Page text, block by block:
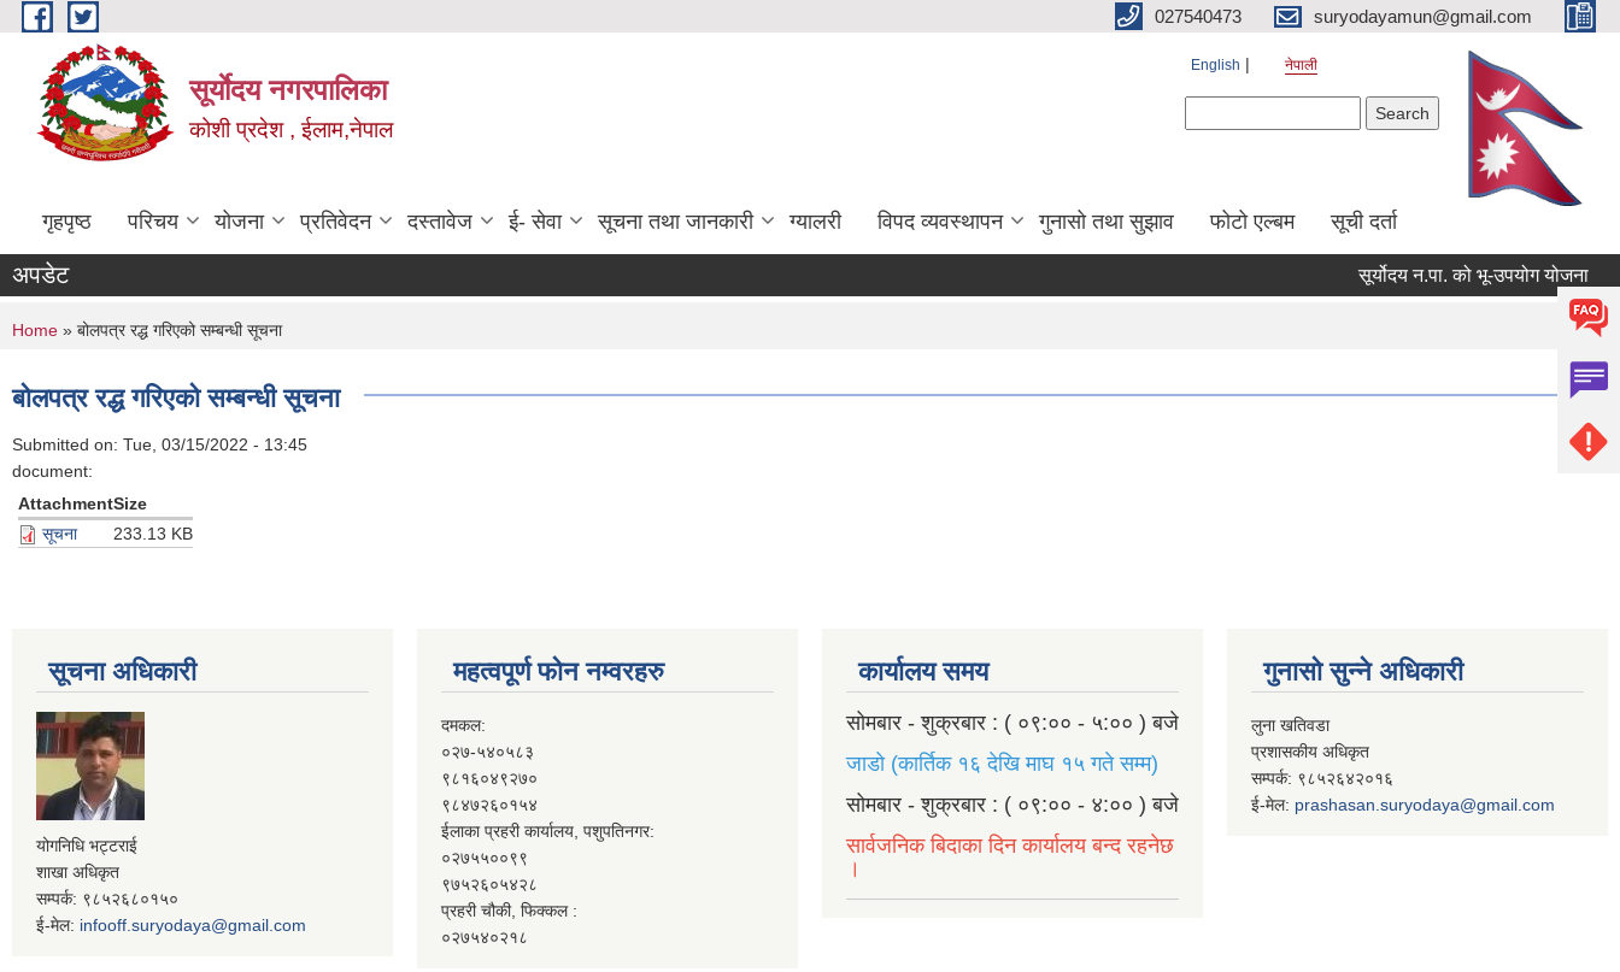
Skip to main content 027540473 suryodayamun@gmail.com
सूर्याेदय नगरपालिका
कोशी प्रदेश , ईलाम,नेपाल
English नेपाली
गृहपृष्ठ परिचय योजना प्रतिवेदन दस्तावेज ई- सेवा सूचना तथा जानकारी ग्यालरी विपद व्यवस्थापन गुनासो तथा सुझाव फोटो एल्बम सूची दर्ता
अपडेट सूर्योदय न.पा. को भू-उपयोग योजना
You are here
Home » बोलपत्र रद्ध गरिएको सम्बन्धी सूचना
बोलपत्र रद्ध गरिएको सम्बन्धी सूचना
Submitted on: Tue, 03/15/2022 - 13:45
document:
AttachmentSize
सूचना
233.13 KB
सूचना अधिकारी
योगनिधि भट्टराई
शाखा अधिकृत
सम्पर्क: ९८५२६८०१५०
ई-मेल: infooff.suryodaya@gmail.com
महत्वपूर्ण फोन नम्वरहरु
दमकल:
०२७-५४०५८३
९८१६०४९२७०
९८४७२६०१५४
ईलाका प्रहरी कार्यालय, पशुपतिनगर:
०२७५५००९९
९७५२६०५४२८
प्रहरी चौकी, फिक्कल :
०२७५४०२१८
कार्यालय समय
सोमबार - शुक्रबार : ( ०९:०० - ५:०० ) बजे
जाडो (कार्तिक १६ देखि माघ १५ गते सम्म)
सोमबार - शुक्रबार : ( ०९:०० - ४:०० ) बजे
सार्वजनिक बिदाका दिन कार्यालय बन्द रहनेछ
।
गुनासो सुन्ने अधिकारी
लुना खतिवडा
प्रशासकीय अधिकृत
सम्पर्क: ९८५२६४२०१६
ई-मेल: prashasan.suryodaya@gmail.com